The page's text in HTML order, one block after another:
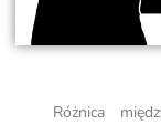
Różnica